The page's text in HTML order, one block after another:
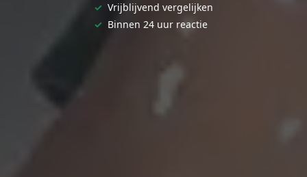
✓ Vrijblijvend vergelijken
✓ Binnen 24 uur reactie